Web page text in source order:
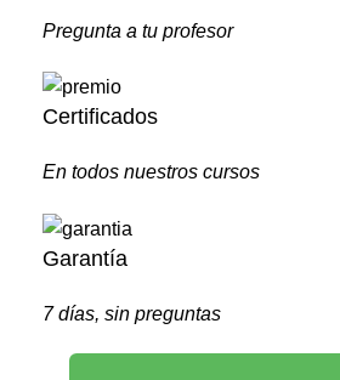
Pregunta a tu profesor
Certificados
En todos nuestros cursos
Garantía
7 días, sin preguntas